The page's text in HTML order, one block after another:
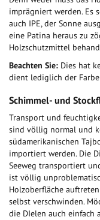
imprägniert werden. Es
auch IPE, der Sonne
eine Patina heraus zu
Holzschutzmittel
Beachten Sie: Dies hat
dient lediglich der
Schimmel- und
Transport und
sind völlig normal und
südamerikanischen
importiert werden. Die
Seeweg transportiert
ist völlig
Holzoberfläche
selbst verschwinden.
die DIelen auch einfach